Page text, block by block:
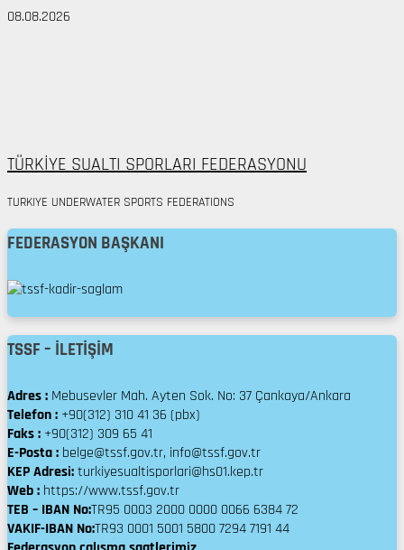
Skip
08.08.2026
TÜRKİYE SUALTI SPORLARI FEDERASYONU
TURKIYE UNDERWATER SPORTS FEDERATIONS
FEDERASYON BAŞKANI
TSSF – İLETIŞIM
Adres : Mebusevler Mah. Ayten Sok. No: 37 Çankaya/Ankara
Telefon : +90(312) 310 41 36 (pbx)
Faks : +90(312) 309 65 41
E-Posta : belge@tssf.gov.tr, info@tssf.gov.tr
KEP Adresi:turkiyesualtisporlari@hs01.kep.tr
Web : https://www.tssf.gov.tr
TEB – IBAN No:TR95 0003 2000 0000 0066 6384 72
VAKIF-IBAN No:TR93 0001 5001 5800 7294 7191 44